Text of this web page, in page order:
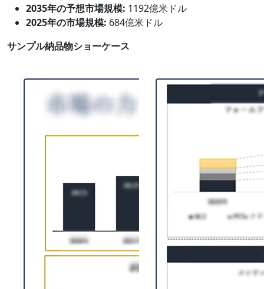
2035年の予想市場規模: 1192億米ドル
2025年の市場規模: 684億米ドル
サンプル納品物ショーケース